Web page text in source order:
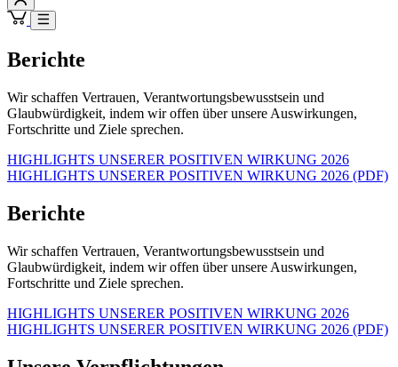
Berichte
Wir schaffen Vertrauen, Verantwortungsbewusstsein und
Glaubwürdigkeit, indem wir offen über unsere Auswirkungen,
Fortschritte und Ziele sprechen.
HIGHLIGHTS UNSERER POSITIVEN WIRKUNG 2026
HIGHLIGHTS UNSERER POSITIVEN WIRKUNG 2026 (PDF)
Berichte
Wir schaffen Vertrauen, Verantwortungsbewusstsein und
Glaubwürdigkeit, indem wir offen über unsere Auswirkungen,
Fortschritte und Ziele sprechen.
HIGHLIGHTS UNSERER POSITIVEN WIRKUNG 2026
HIGHLIGHTS UNSERER POSITIVEN WIRKUNG 2026 (PDF)